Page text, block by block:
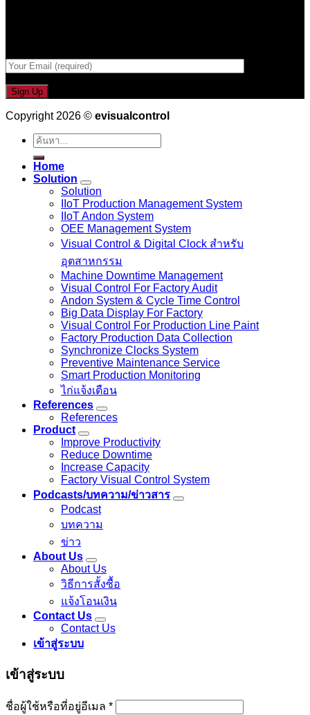
Copyright 2026 © evisualcontrol
ค้นหา:
Home
Solution
Solution
IIoT Production Management System
IIoT Andon System
OEE Management System
Visual Control & Digital Clock สำหรับ
อุตสาหกรรม
Machine Downtime Management
Visual Control For Factory Audit
Andon System & Cycle Time Control
Big Data Display For Factory
Visual Control For Production Line Paint
Factory Production Data Collection
Synchronize Clocks System
Preventive Maintenance Service
Smart Production Monitoring
ไก่แจ้งเตือน
References
References
Product
Improve Productivity
Reduce Downtime
Increase Capacity
Factory Visual Control System
Podcasts/บทความ/ข่าวสาร
Podcast
บทความ
ข่าว
About Us
About Us
วิธีการสั้งซื้อ
แจ้งโอนเงิน
Contact Us
Contact Us
เข้าสู่ระบบ
เข้าสู่ระบบ
ชื่อผู้ใช้หรือที่อยู่อีเมล *